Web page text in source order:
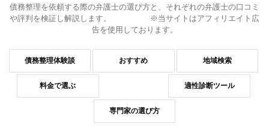
債務整理を依頼する際の弁護士の選び方と、それぞれの弁護士の口コミ
や評判を検証し解説します。 ※当サイトはアフィリエイト広
告を使用しております。
債務整理体験談 おすすめ 地域検索
料金で選ぶ 適性診断ツール
専門家の選び方